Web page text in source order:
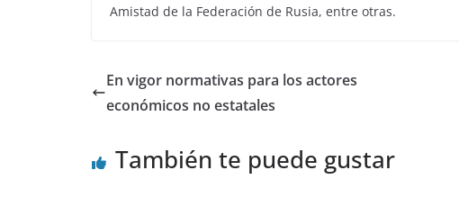
Amistad de la Federación de Rusia, entre otras.
En vigor normativas para los actores
económicos no estatales
También te puede gustar